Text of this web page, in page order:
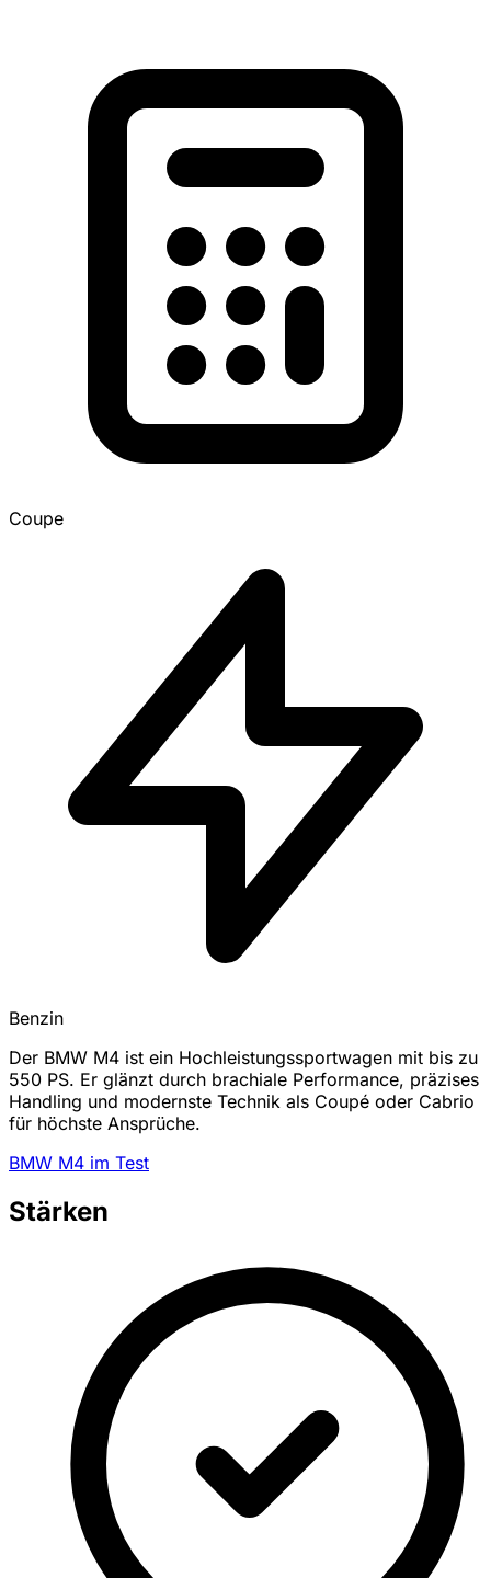
Coupe
Benzin
Der BMW M4 ist ein Hochleistungssportwagen mit bis zu
550 PS. Er glänzt durch brachiale Performance, präzises
Handling und modernste Technik als Coupé oder Cabrio
für höchste Ansprüche.
BMW M4 im Test
Stärken